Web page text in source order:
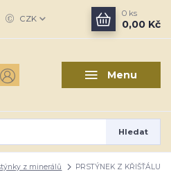
Menu
CZK
Hledat
0 ks
0,00 Kč
z minerálů PRSTÝNEK Z KŘIŠŤÁLU